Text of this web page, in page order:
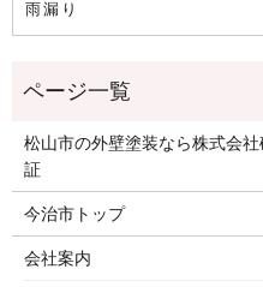
雨漏り
松山市の外壁塗装なら株式会
証
今治市トップ
会社案内